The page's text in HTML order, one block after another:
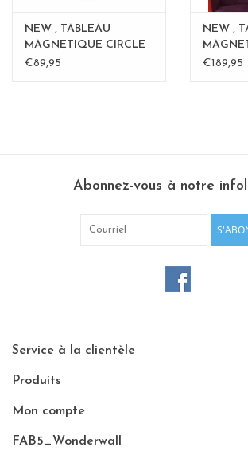
NEW , TABLEAU
MAGNETIQUE CIRCLE
Rouille 60cm
€89,95
NEW ,
ROSE -
€189,95
Abonnez-vous à notre
Service à la clientèle
Produits
Mon compte
FAB5_Wonderwall